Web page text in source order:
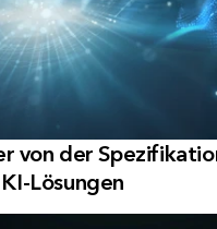
von der
Lösungen